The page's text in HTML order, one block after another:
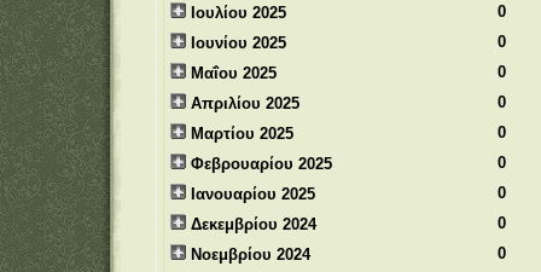
Ιουλίου 2025
0
Ιουνίου 2025
0
Μαΐου 2025
0
Απριλίου 2025
0
Μαρτίου 2025
0
Φεβρουαρίου 2025
0
Ιανουαρίου 2025
0
Δεκεμβρίου 2024
0
Νοεμβρίου 2024
0